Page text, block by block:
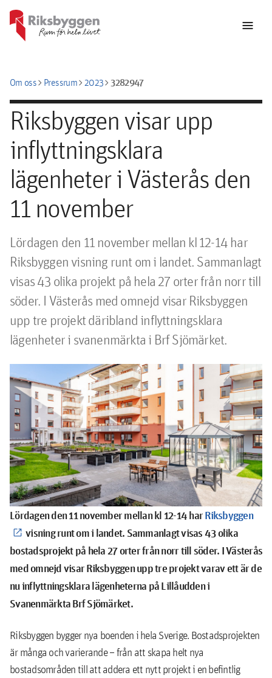
menu
Om osschevron_rightPressrumchevron_right2023chevron_right3282947
Riksbyggen visar upp
inflyttningsklara
lägenheter i Västerås den
11 november
Lördagen den 11 november mellan kl 12-14 har
Riksbyggen visning runt om i landet. Sammanlagt
visas 43 olika projekt på hela 27 orter från norr till
söder. I Västerås med omnejd visar Riksbyggen
upp tre projekt däribland inflyttningsklara
lägenheter i svanenmärkta i Brf Sjömärket.
Lördagen den 11 november mellan kl 12-14 harRiksbyggen
visning runtom i landet. Sammanlagt visas 43 olika
bostadsprojekt på hela 27 orter från norr till söder. I Västerås
med omnejd visar Riksbyggen upp tre projekt varav ett är de
nu inflyttningsklara lägenheterna på Lillåudden i
Svanenmärkta Brf Sjömärket.
Riksbyggen bygger nya boenden i hela Sverige. Bostadsprojekten
är många och varierande – från att skapa helt nya
bostadsområden till att addera ett nytt projekt i en befintlig